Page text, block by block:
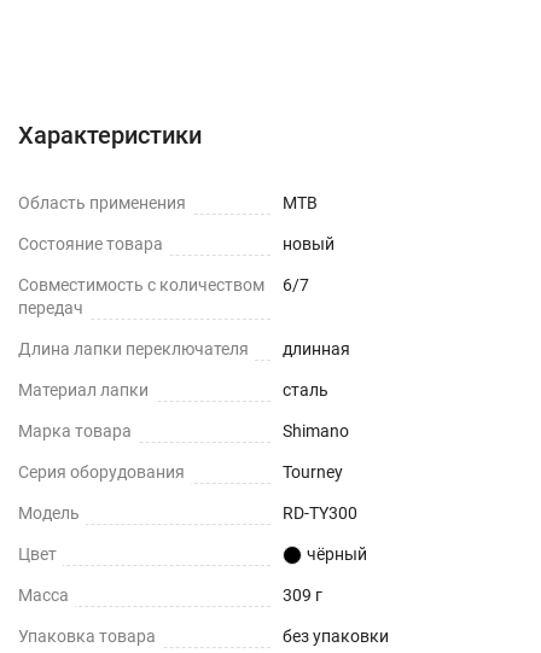
Характеристики
Область применения MTB
Состояние товара новый
Совместимость с количеством
передач
6/7
Длина лапки переключателя длинная
Материал лапки сталь
Марка товара Shimano
Серия оборудования Tourney
Модель RD-TY300
Цвет чёрный
Масса 309 г
Упаковка товара без упаковки